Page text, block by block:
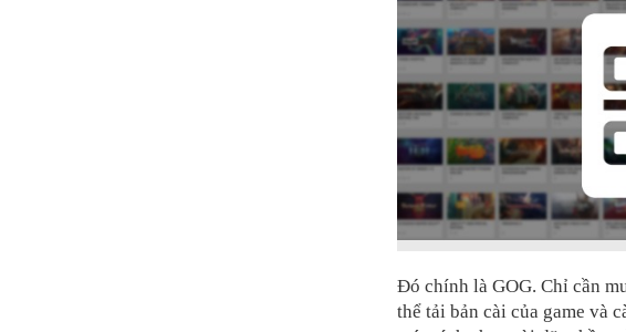
Đó chính là GOG. Chỉ cần
thể tải bản cài của game và